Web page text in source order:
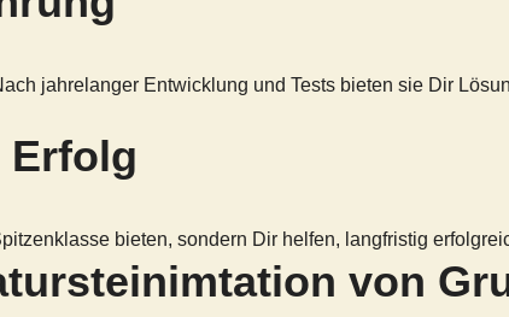
jahrelanger Entwicklung und Tests bieten sie Dir
Erfolg
bieten, sondern Dir helfen, langfristig
von